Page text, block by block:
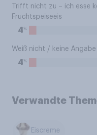
Trifft nicht zu – ich esse
Fruchtspeiseeis
4%
Weiß nicht / keine Angabe
4%
Verwandte
Eiscreme